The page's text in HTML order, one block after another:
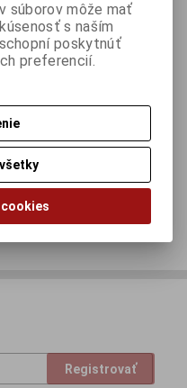
Registrovať
súborov môže mať
s naším
poskytnúť
preferencií.